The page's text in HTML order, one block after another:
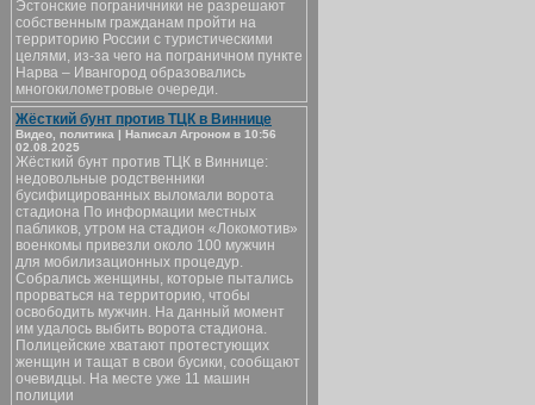
Эстонские пограничники не разрешают
собственным гражданам пройти на
территорию России с туристическими
целями, из-за чего на пограничном пункте
Нарва – Ивангород образовались
многокилометровые очереди.
Жёсткий бунт против ТЦК в Виннице
Видео, политика | Написал Агроном в 10:56
02.08.2025
Жёсткий бунт против ТЦК в Виннице:
недовольные родственники
бусифицированных выломали ворота
стадиона По информации местных
пабликов, утром на стадион «Локомотив»
военкомы привезли около 100 мужчин
для мобилизационных процедур.
Собрались женщины, которые пытались
прорваться на территорию, чтобы
освободить мужчин. На данный момент
им удалось выбить ворота стадиона.
Полицейские хватают протестующих
женщин и тащат в свои бусики, сообщают
очевидцы. На месте уже 11 машин
полиции